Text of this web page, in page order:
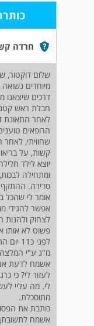
חרדה
מיוחדים
דרכים שיצאנו
חבלת ראש
לאחר התאונת
הרופאים
שחוויתי, לאחר
קשות, על
יוצא לילד
ומתחילה
סדירה. ההתקף
אומר לי שהכל
אפשר להגידי
לצחוק ולהנות
פשוט לא אותו
מ"ג ע"י
אשמח לדעת אם
לעזור לי? כי
לי. מה עליי
מתוסכלת.
כותבת את
אשמח